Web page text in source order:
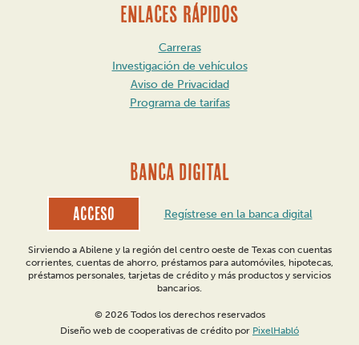
ENLACES RÁPIDOS
Carreras
Investigación de vehículos
Aviso de Privacidad
Programa de tarifas
BANCA DIGITAL
Acceso Regístrese en la banca digital
Sirviendo a Abilene y la región del centro oeste de Texas con cuentas
corrientes, cuentas de ahorro, préstamos para automóviles, hipotecas,
préstamos personales, tarjetas de crédito y más productos y servicios
bancarios.
© 2026 Todos los derechos reservados
Diseño web de cooperativas de crédito por PixelHabló